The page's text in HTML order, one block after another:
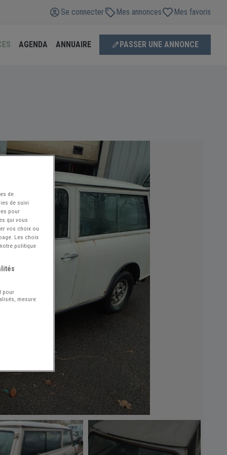
Se connecter Mes annonces Mes favoris
AGENDA ANNUAIRE PASSER UNE ANNONCE
de
de suivi
pour
qui vous
vos choix ou
Les choix
politique
pour
mesure